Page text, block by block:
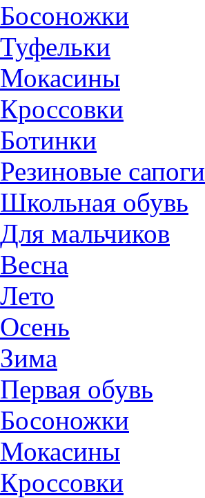
Босоножки
Туфельки
Мокасины
Кроссовки
Ботинки
Резиновые сапоги
Школьная обувь
Для мальчиков
Весна
Лето
Осень
Зима
Первая обувь
Босоножки
Мокасины
Кроссовки